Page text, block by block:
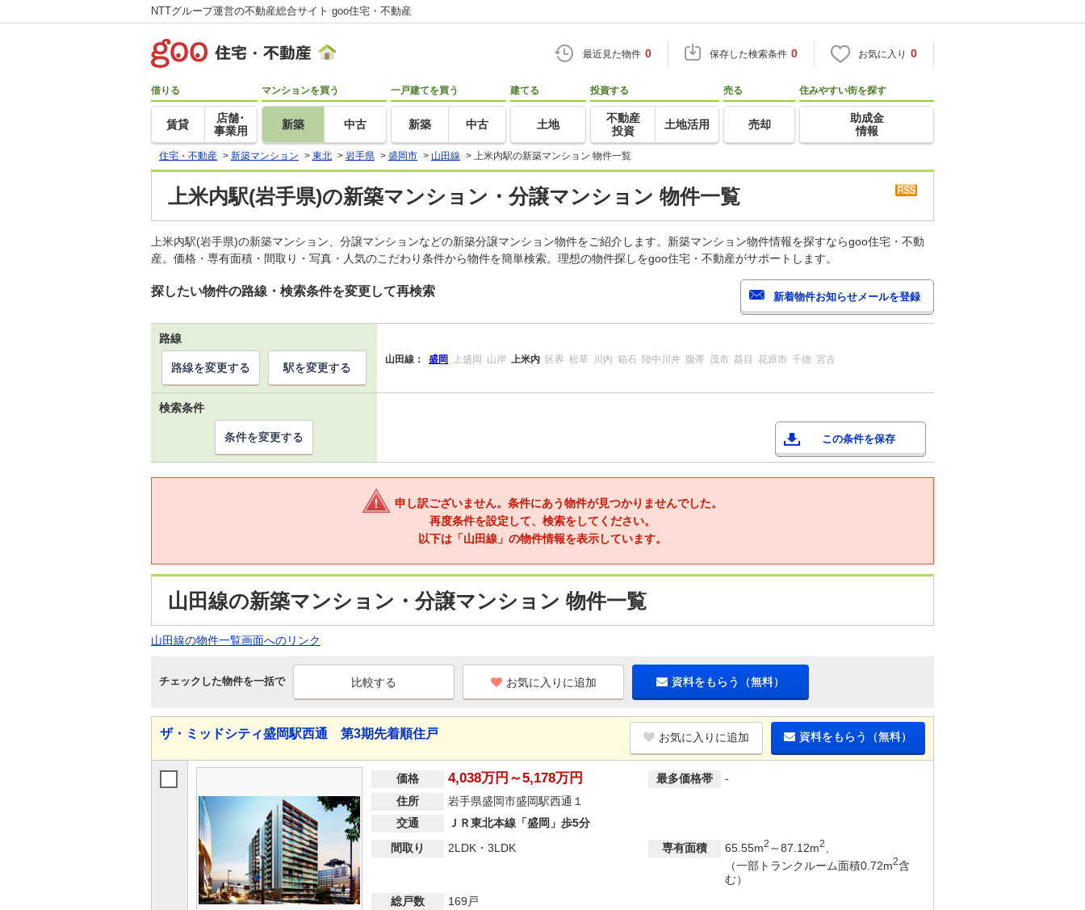
NTTグループ運営の不動産総合サイト goo住宅・不動産
最近見た物件 0 保存した検索条件 0 お気に入り 0
借りる
賃貸
店舗･
事業用
マンションを買う
新築 中古
一戸建てを買う
新築 中古
建てる
土地
投資する
不動産
投資
土地活用
売る
売却
住みやすい街を探す
助成金
情報
住宅・不動産 > 新築マンション > 東北 > 岩手県 > 盛岡市 > 山田線 > 上米内駅の新築マンション 物件一覧
上米内駅(岩手県)の新築マンション・分譲マンション 物件一覧
上米内駅(岩手県)の新築マンション、分譲マンションなどの新築分譲マンション物件をご紹介します。新築マンション物件情報を探すならgoo住宅・不動
産。価格・専有面積・間取り・写真・人気のこだわり条件から物件を簡単検索。理想の物件探しをgoo住宅・不動産がサポートします。
探したい物件の路線・検索条件を変更して再検索
路線
山田線： 盛岡 上盛岡 山岸 上米内 区界 松草 川内 箱石 陸中川井 腹帯 茂市 蟇目 花原市 千徳 宮古
路線を変更する 駅を変更する
検索条件
この条件を保存
条件を変更する
申し訳ございません。条件にあう物件が見つかりませんでした。
再度条件を設定して、検索をしてください。
以下は「山田線」の物件情報を表示しています。
山田線の新築マンション・分譲マンション 物件一覧
山田線の物件一覧画面へのリンク
チェックした物件を一括で お気に入りに追加 資料をもらう（無料）
ザ・ミッドシティ盛岡駅西通 第3期先着順住戸 お気に入りに追加 資料をもらう（無料）
価格 4,038万円～5,178万円 最多価格帯
-
住所
岩手県盛岡市盛岡駅西通１
交通
ＪＲ東北本線「盛岡」歩5分
間取り
2LDK・3LDK 専有面積 65.55m2 ～87.12m2
（一部トランクルーム面積0.72m2含
む）
総戸数
169戸